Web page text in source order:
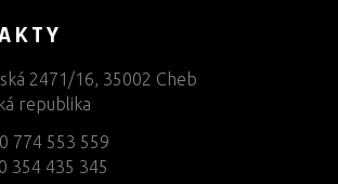
2471/16, 35002 Cheb
republika
774 553 559
354 435 345